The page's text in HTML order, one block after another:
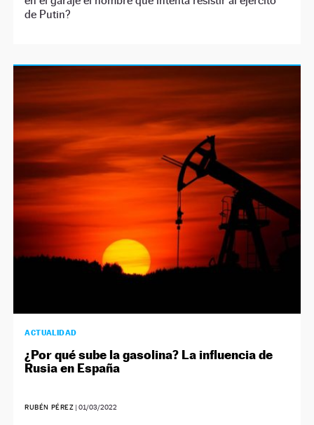
de Putin?
ACTUALIDAD
¿Por qué sube la gasolina? La influencia de
Rusia en España
RUBÉN PÉREZ |01/03/2022